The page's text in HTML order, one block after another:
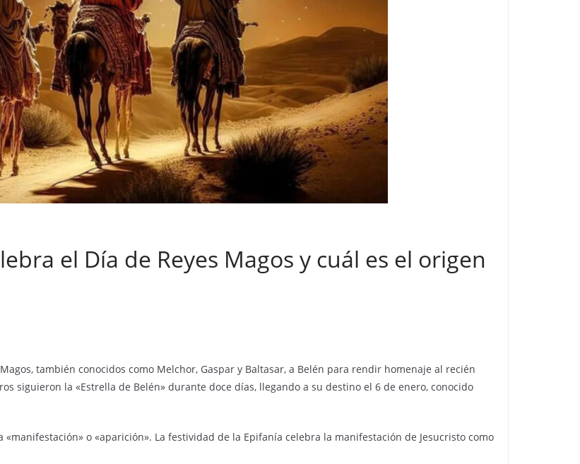
el Día de Reyes Magos y cuál es el origen
también conocidos como Melchor, Gaspar y Baltasar, a Belén para rendir homenaje al recién
siguieron la «Estrella de Belén» durante doce días, llegando a su destino el 6 de enero, conocido
o «aparición». La festividad de la Epifanía celebra la manifestación de Jesucristo como